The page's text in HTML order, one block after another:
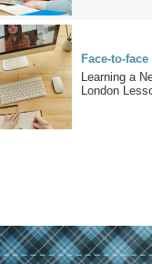
Face-to-
Learning a
London